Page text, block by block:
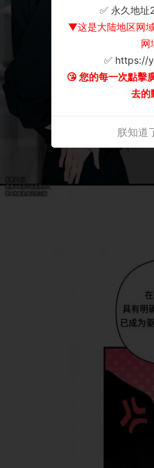
✅ 永久地址
▼这是大陆地区网
网
✅ https://
😘 您的每一次點擊
去的
朕知道